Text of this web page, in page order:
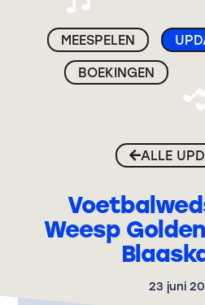
BOEKINGEN
MEESPELEN
ALLE
Weesp
23 juni